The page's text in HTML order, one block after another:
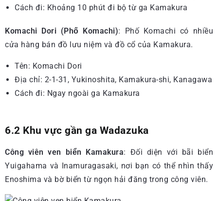
Cách đi: Khoảng 10 phút đi bộ từ ga Kamakura
Komachi Dori (Phố Komachi): Phố Komachi có nhiều
cửa hàng bán đồ lưu niệm và đồ cổ của Kamakura.
Tên: Komachi Dori
Địa chỉ: 2-1-31, Yukinoshita, Kamakura-shi, Kanagawa
Cách đi: Ngay ngoài ga Kamakura
6.2 Khu vực gần ga Wadazuka
Công viên ven biển Kamakura: Đối diện với bãi biển
Yuigahama và Inamuragasaki, nơi bạn có thể nhìn thấy
Enoshima và bờ biển từ ngọn hải đăng trong công viên.